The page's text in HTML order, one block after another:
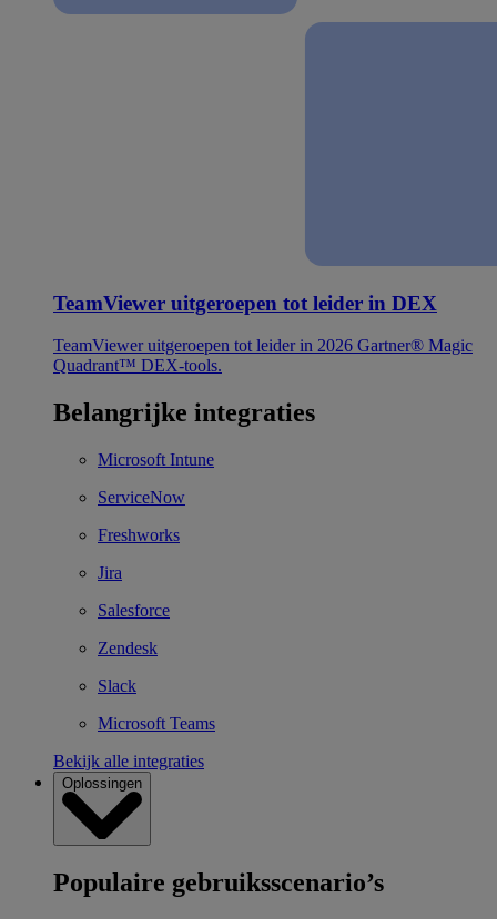
TeamViewer uitgeroepen tot leider in DEX
TeamViewer uitgeroepen tot leider in 2026 Gartner® Magic
Quadrant™ DEX-tools.
Belangrijke integraties
Microsoft Intune
ServiceNow
Freshworks
Jira
Salesforce
Zendesk
Slack
Microsoft Teams
Bekijk alle integraties
Oplossingen
Populaire gebruiksscenario’s